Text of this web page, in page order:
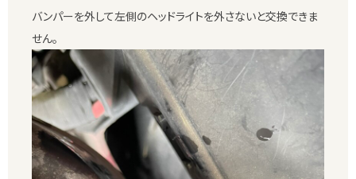
バンパーを外して左側のヘッドライトを外さないと交換できま
せん。